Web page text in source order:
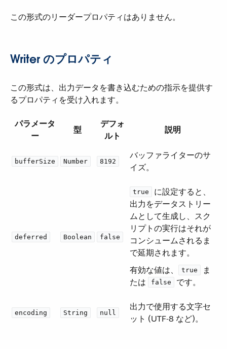
この形式のリーダープロパティはありません。
Writer のプロパティ
この形式は、出力データを書き込むための指示を提供す
るプロパティを受け入れます。
パラメータ
ー
型
デフォ
ルト
説明
bufferSize Number 8192
バッファライターのサ
イズ。
deferred Boolean false
true
​ に設定すると、
出力をデータストリー
ムとして生成し、スク
リプトの実行はそれが
コンシュームされるま
で延期されます。
有効な値は、​
true
​ ま
たは ​
false ​ です。
encoding String null
出力で使用する文字セ
ット (UTF-8 など)。